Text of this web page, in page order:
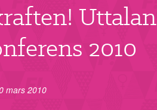
2010
mars 2010